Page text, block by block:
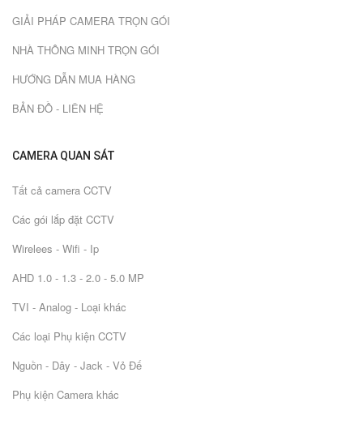
GIẢI PHÁP CAMERA TRỌN GÓI
NHÀ THÔNG MINH TRỌN GÓI
HƯỚNG DẪN MUA HÀNG
BẢN ĐỒ - LIÊN HỆ
CAMERA QUAN SÁT
Tất cả camera CCTV
Các gói lắp đặt CCTV
Wirelees - Wifi - Ip
AHD 1.0 - 1.3 - 2.0 - 5.0 MP
TVI - Analog - Loại khác
Các loại Phụ kiện CCTV
Nguồn - Dây - Jack - Vỏ Đế
Phụ kiện Camera khác